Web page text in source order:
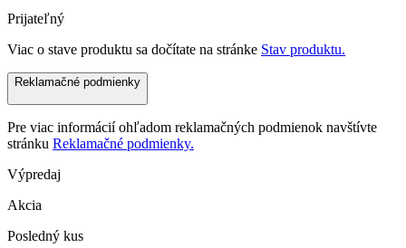
Prijateľný
Viac o stave produktu sa dočítate na stránke Stav produktu.
Reklamačné podmienky
Pre viac informácií ohľadom reklamačných podmienok navštívte
stránku Reklamačné podmienky.
Výpredaj
Akcia
Posledný kus